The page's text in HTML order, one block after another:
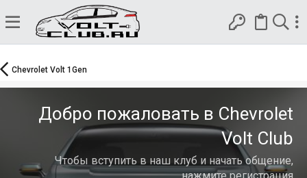
Chevrolet Volt 1Gen
Добро пожаловать в Chevrolet
Volt Club
Чтобы вступить в наш клуб и начать общение,